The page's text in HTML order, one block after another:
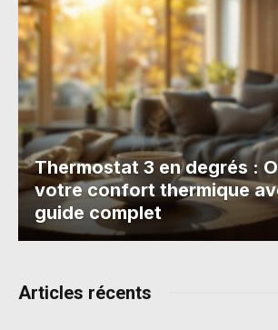
Thermostat 3 en degrés :
votre confort thermique
guide complet
Articles récents